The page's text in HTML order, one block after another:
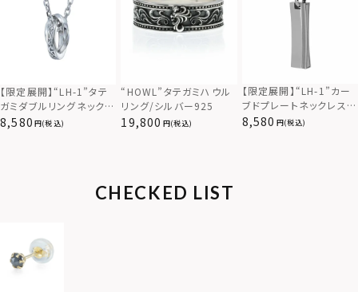
【限定展開】“LH-1”タテ
ガミダブルリングネックレ
ス（ツイスト/シルバー）/
8,580 (税込)
“HOWL”タテガミハウル
リング/シルバー925
19,800 (税込)
【限定展開】“LH-1”カー
ブドプレートネックレス/
サージカルステンレス（金
8,580 (税込)
CHECKED LIST